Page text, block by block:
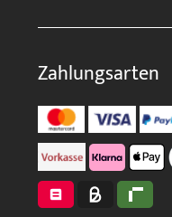
Zahlungsarten